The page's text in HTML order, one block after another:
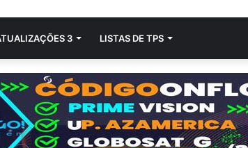
3 LISTAS DE TPS